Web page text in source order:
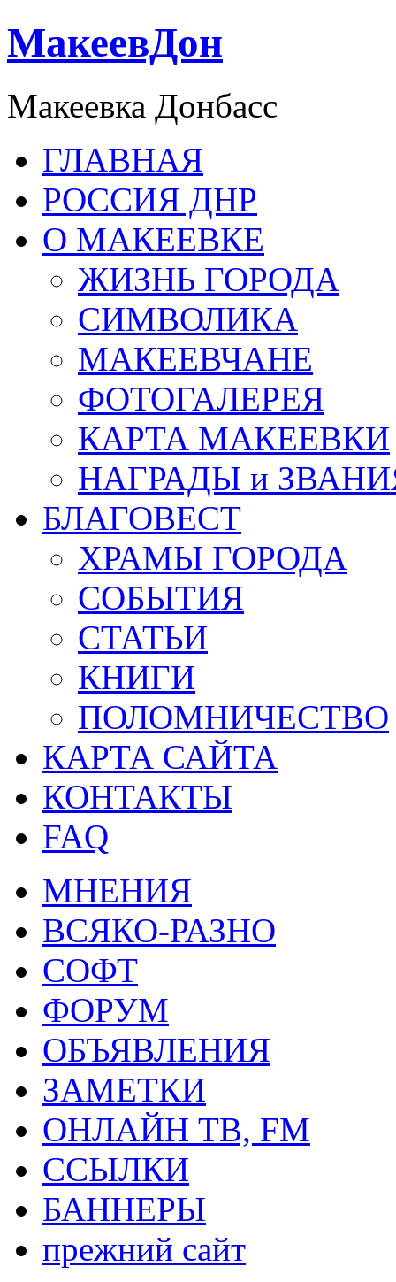
МакеевДон
Макеевка Донбасс
ГЛАВНАЯ
РОССИЯ ДНР
О МАКЕЕВКЕ
ЖИЗНЬ ГОРОДА
СИМВОЛИКА
МАКЕЕВЧАНЕ
ФОТОГАЛЕРЕЯ
КАРТА МАКЕЕВКИ
НАГРАДЫ и
БЛАГОВЕСТ
ХРАМЫ ГОРОДА
СОБЫТИЯ
СТАТЬИ
КНИГИ
ПОЛОМНИЧЕСТВО
КАРТА САЙТА
КОНТАКТЫ
FAQ
МНЕНИЯ
ВСЯКО-РАЗНО
СОФТ
ФОРУМ
ОБЪЯВЛЕНИЯ
ЗАМЕТКИ
ОНЛАЙН ТВ, FM
ССЫЛКИ
БАННЕРЫ
прежний сайт